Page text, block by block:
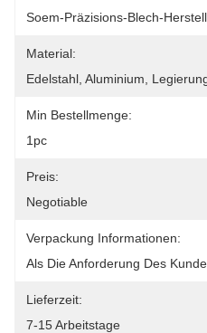
Soem-Präzisions-Blech-
Material:
Edelstahl, Aluminium,
Min Bestellmenge:
1pc
Preis:
Negotiable
Verpackung Informationen:
Als Die Anforderung Des
Lieferzeit:
7-15 Arbeitstage